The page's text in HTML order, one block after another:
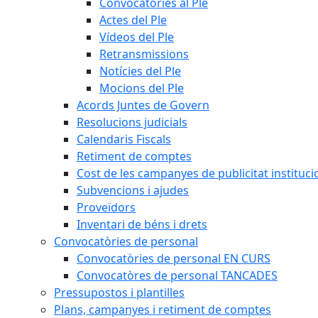
Actes del Ple
Vídeos del Ple
Retransmissions
Notícies del Ple
Mocions del Ple
Acords Juntes de Govern
Resolucions judicials
Calendaris Fiscals
Retiment de comptes
Cost de les campanyes de publicitat
Subvencions i ajudes
Proveïdors
Inventari de béns i drets
Convocatòries de personal
Convocatòries de personal EN CURS
Convocatòres de personal TANCADES
Pressupostos i plantilles
Plans, campanyes i retiment de comptes